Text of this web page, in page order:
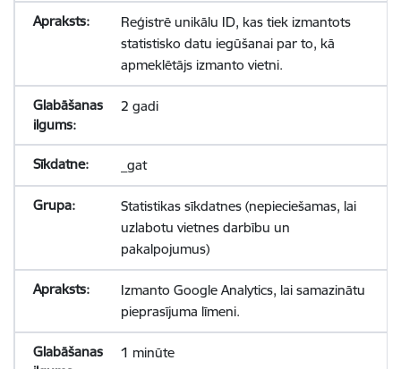
Reģistrē unikālu ID, kas tiek izmantots
statistisko datu iegūšanai par to, kā
apmeklētājs izmanto vietni.
2 gadi
_gat
Statistikas sīkdatnes (nepieciešamas, lai
uzlabotu vietnes darbību un
pakalpojumus)
Izmanto Google Analytics, lai samazinātu
pieprasījuma līmeni.
1 minūte